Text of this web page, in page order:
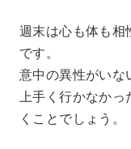
週末は心も体も相
です。
意中の異性がいな
上手く行かなかっ
くことでしょう。